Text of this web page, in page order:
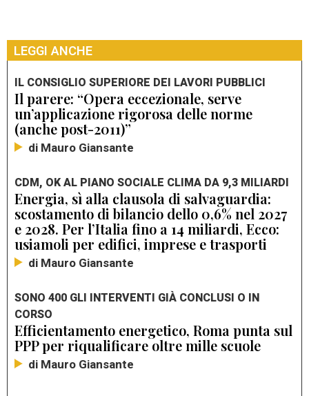
LEGGI ANCHE
IL CONSIGLIO SUPERIORE DEI LAVORI PUBBLICI
Il parere: “Opera eccezionale, serve
un’applicazione rigorosa delle norme
(anche post-2011)”
di Mauro Giansante
CDM, OK AL PIANO SOCIALE CLIMA DA 9,3 MILIARDI
Energia, sì alla clausola di salvaguardia:
scostamento di bilancio dello 0,6% nel 2027
e 2028. Per l’Italia fino a 14 miliardi, Ecco:
usiamoli per edifici, imprese e trasporti
di Mauro Giansante
SONO 400 GLI INTERVENTI GIÀ CONCLUSI O IN
CORSO
Efficientamento energetico, Roma punta sul
PPP per riqualificare oltre mille scuole
di Mauro Giansante